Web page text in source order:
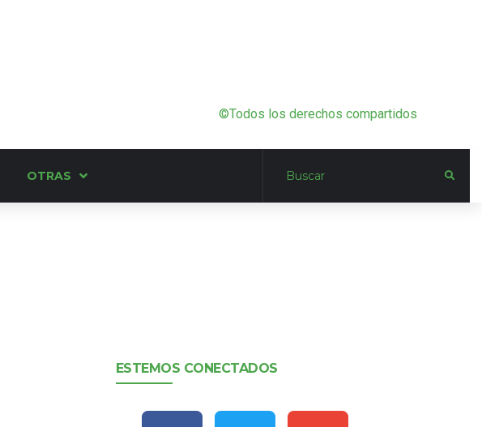
©Todos los derechos compartidos
OTRAS
ESTEMOS CONECTADOS